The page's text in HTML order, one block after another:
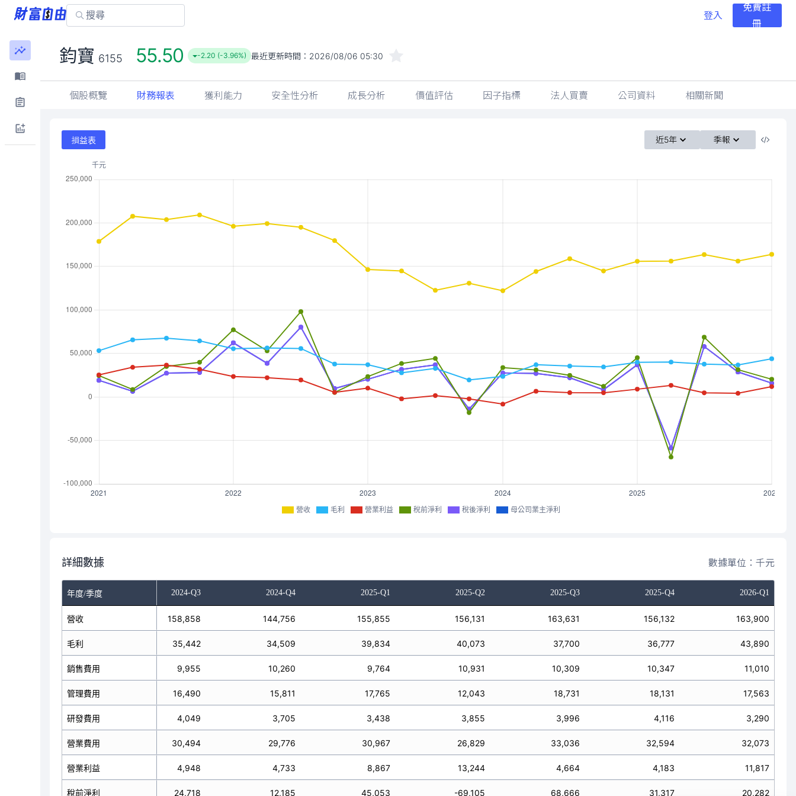
登入
免費註
冊
鈞寶 6155 55.50 -2.20 (-3.96%) 最近更新時間： 2026/08/06 05:30
個股概覽 財務報表 獲利能力 安全性分析 成長分析 價值評估 因子指標 法人買賣 公司資料 相關新聞
損益表 近5年 季報
營收 毛利 營業利益 稅前淨利 稅後淨利 母公司業主淨利
詳細數據 數據單位：千元
年度/季度
2024-Q2 2024-Q3 2024-Q4 2025-Q1 2025-Q2 2025-Q3 2025-Q4 2026-Q1
營收
毛利
銷售費用
管理費用
研發費用
營業費用
營業利益
稅前淨利
144,149 158,858 144,756 155,855 156,131 163,631 156,132 163,900
37,066 35,442 34,509 39,834 40,073 37,700 36,777 43,890
10,372 9,955 10,260 9,764 10,931 10,309 10,347 11,010
16,348 16,490 15,811 17,765 12,043 18,731 18,131 17,563
3,854 4,049 3,705 3,438 3,855 3,996 4,116 3,290
30,574 30,494 29,776 30,967 26,829 33,036 32,594 32,073
6,492 4,948 4,733 8,867 13,244 4,664 4,183 11,817
30,997 24,718 12,185 45,053 -69,105 68,666 31,317 20,282